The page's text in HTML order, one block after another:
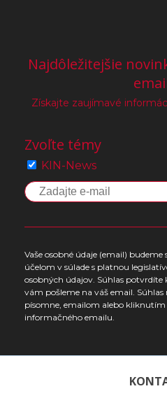
Najdôležitejšie
Získajte zaujímavé
Zvoľte témy
KIN-News
Vaše osobné údaje (email)
účelom v súlade s platnou
osobných údajov. Súhlas
vám pošleme na váš email.
písomne, emailom alebo
informačného emailu.